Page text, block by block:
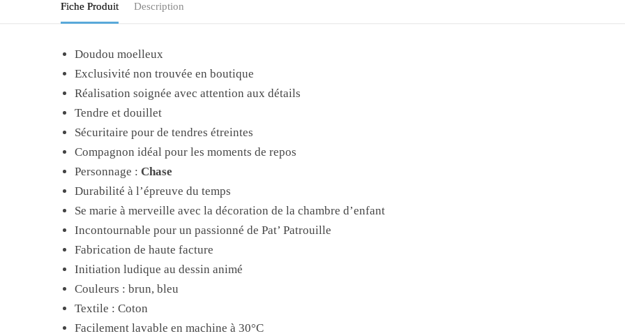
Fiche Produit Description
Doudou moelleux
Exclusivité non trouvée en boutique
Réalisation soignée avec attention aux détails
Tendre et douillet
Sécuritaire pour de tendres étreintes
Compagnon idéal pour les moments de repos
Personnage : Chase
Durabilité à l’épreuve du temps
Se marie à merveille avec la décoration de la chambre d’enfant
Incontournable pour un passionné de Pat’ Patrouille
Fabrication de haute facture
Initiation ludique au dessin animé
Couleurs : brun, bleu
Textile : Coton
Facilement lavable en machine à 30°C